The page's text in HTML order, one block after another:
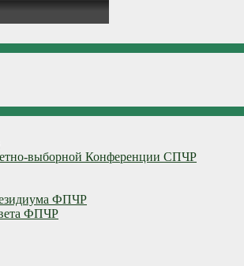
выборной Конференции СПЧР
ФПЧР
ФПЧР